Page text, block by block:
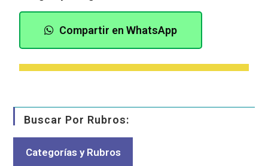
Compartir en WhatsApp
Buscar Por Rubros:
Categorías y Rubros